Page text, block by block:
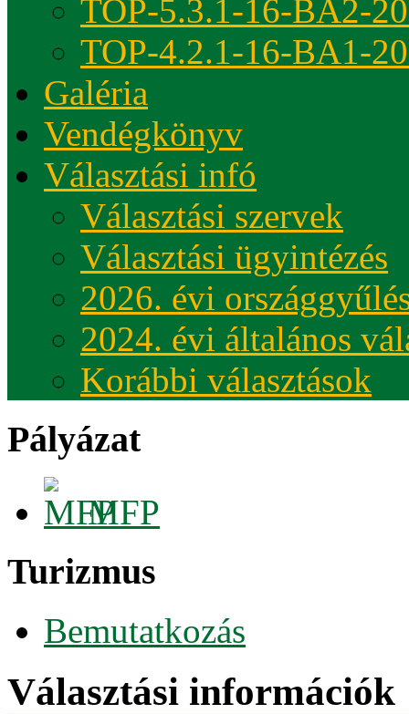
TOP-5.3.1-16-BA2-
TOP-4.2.1-16-BA1-
Galéria
Vendégkönyv
Választási infó
Választási szervek
Választási ügyintézés
2026. évi
2024. évi általános
Korábbi választások
Pályázat
MFP
Turizmus
Bemutatkozás
Választási információk